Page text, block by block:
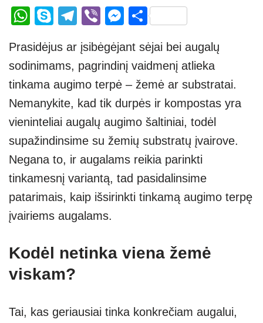
W
at
s
A
p
p
S
p
e
T
e
gr
a
m
Vi
er
M
ss
e
n
g
er
S
ar
e
Prasidėjus ar įsibėgėjant sėjai bei augalų
sodinimams, pagrindinį vaidmenį atlieka
tinkama augimo terpė – žemė ar substratai.
Nemanykite, kad tik durpės ir kompostas yra
vieninteliai augalų augimo šaltiniai, todėl
supažindinsime su žemių substratų įvairove.
Negana to, ir augalams reikia parinkti
tinkamesnį variantą, tad pasidalinsime
patarimais, kaip išsirinkti tinkamą augimo terpę
įvairiems augalams.
Kodėl netinka viena žemė
viskam?
Tai, kas geriausiai tinka konkrečiam augalui,